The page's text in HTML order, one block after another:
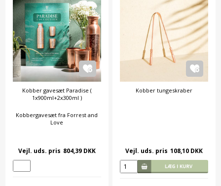
Kobber gavesæt Paradise (
1x900ml+2x300ml )
Kobbergavesæt fra Forrest and
Love
Vejl. uds. pris 804,39 DKK
Kobber tungeskraber
Vejl. uds. pris 108,10 DKK